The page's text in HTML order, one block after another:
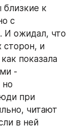
к
с
И ожидал, что
сторон, и
показала
-
но
при
читают
в ней